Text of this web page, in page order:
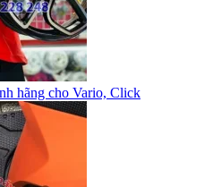
hãng cho Vario, Click